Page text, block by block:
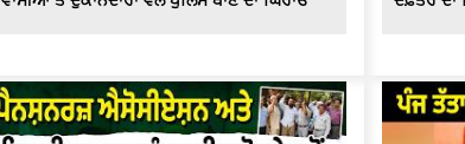
ਮੰਡੀਆਂ ਵਿਚ ਕਣਕ ਦੀ ਖ਼ਰੀਦ ਕੇ ਪੁਖਤਾ
ਪ੍ਰਬੰਧ, 5.30 ਲੱਖ ਮੀਟਰਿਕ ਟਨ ਖ਼ਰੀਦ
ਅਨੁਮਾਨ - Mohinder Bhagat